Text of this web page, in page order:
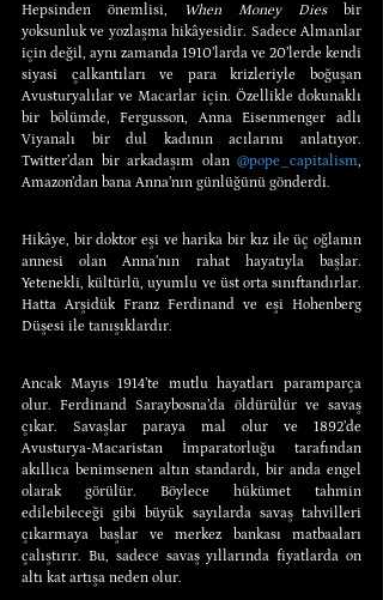
Hepsinden önemlisi, When Money Dies bir
yoksunluk ve yozlaşma hikâyesidir. Sadece Almanlar
için değil, aynı zamanda 1910’larda ve 20’lerde kendi
siyasi çalkantıları ve para krizleriyle boğuşan
Avusturyalılar ve Macarlar için. Özellikle dokunaklı
bir bölümde, Fergusson, Anna Eisenmenger adlı
Viyanalı bir dul kadının acılarını anlatıyor.
Twitter’dan bir arkadaşım olan @pope_capitalism,
Amazon’dan bana Anna’nın günlüğünü gönderdi.
Hikâye, bir doktor eşi ve harika bir kız ile üç oğlanın
annesi olan Anna’nın rahat hayatıyla başlar.
Yetenekli, kültürlü, uyumlu ve üst orta sınıftandırlar.
Hatta Arşidük Franz Ferdinand ve eşi Hohenberg
Düşesi ile tanışıklardır.
Ancak Mayıs 1914’te mutlu hayatları paramparça
olur. Ferdinand Saraybosna’da öldürülür ve savaş
çıkar. Savaşlar paraya mal olur ve 1892’de
Avusturya-Macaristan İmparatorluğu tarafından
akıllıca benimsenen altın standardı, bir anda engel
olarak görülür. Böylece hükümet tahmin
edilebileceği gibi büyük sayılarda savaş tahvilleri
çıkarmaya başlar ve merkez bankası matbaaları
çalıştırır. Bu, sadece savaş yıllarında fiyatlarda on
altı kat artışa neden olur.